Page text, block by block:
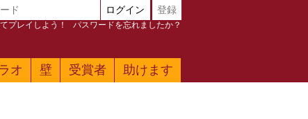
オ 壁 受賞者 助けます
ログイン 登録
プレイしよう！ パスワードを忘れましたか？